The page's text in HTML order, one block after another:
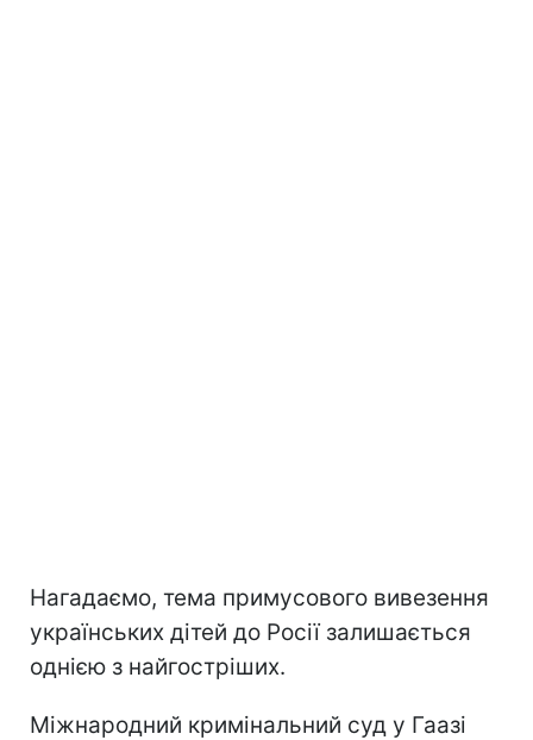
Нагадаємо, тема примусового вивезення
українських дітей до Росії залишається
однією з найгостріших.
Міжнародний кримінальний суд у Гаазі